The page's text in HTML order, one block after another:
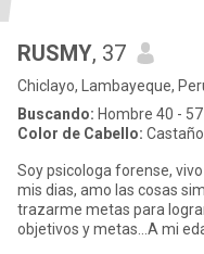
RUSMY, 37
Chiclayo, Lambayeque,
Buscando: Hombre 40 - 57
Color de Cabello:
Soy psicologa forense,
mis dias, amo las cosas
trazarme metas para
objetivos y metas...A mi